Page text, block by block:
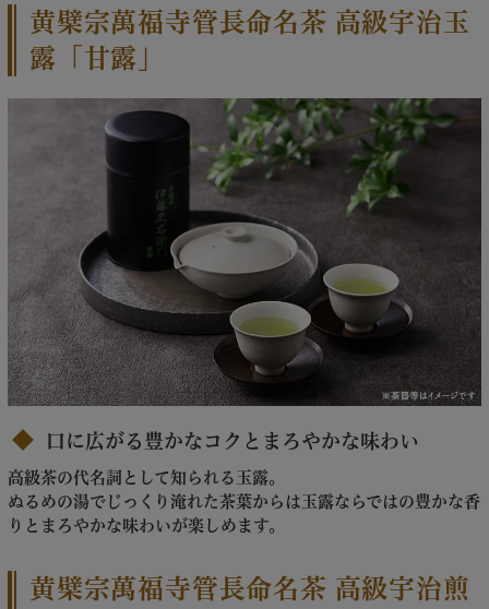
黄檗宗萬福寺管長命名茶 高級宇治玉
露「甘露」
口に広がる豊かなコクとまろやかな味わい
高級茶の代名詞として知られる玉露。
ぬるめの湯でじっくり淹れた茶葉からは玉露ならではの豊かな香
りとまろやかな味わいが楽しめます。
黄檗宗萬福寺管長命名茶 高級宇治煎